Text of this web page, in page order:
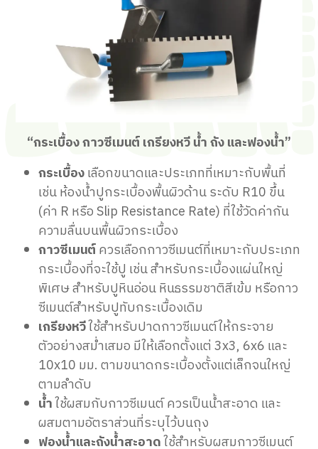
“กระเบื้อง กาวซีเมนต์ เกรียงหวี น้ำ ถัง และฟองน้ำ”
กระเบื้องเลือกขนาดและประเภทที่เหมาะกับพื้นที่
เช่น ห้องน้ำปูกระเบื้องพื้นผิวด้าน ระดับ R10 ขึ้น
(ค่า R หรือ Slip Resistance Rate) ที่ใช้วัดค่ากัน
ความลื่นบนพื้นผิวกระเบื้อง
กาวซีเมนต์ควรเลือกกาวซีเมนต์ที่เหมาะกับประเภท
กระเบื้องที่จะใช้ปู เช่น สำหรับกระเบื้องแผ่นใหญ่
พิเศษ สำหรับปูหินอ่อน หินธรรมชาติสีเข้ม หรือกาว
ซีเมนต์สำหรับปูทับกระเบื้องเดิม
เกรียงหวีใช้สำหรับปาดกาวซีเมนต์ให้กระจาย
ตัวอย่างสม่ำเสมอ มีให้เลือกตั้งแต่ 3x3, 6x6 และ
10x10 มม. ตามขนาดกระเบื้องตั้งแต่เล็กจนใหญ่
ตามลำดับ
น้ำใช้ผสมกับกาวซีเมนต์ ควรเป็นน้ำสะอาด และ
ผสมตามอัตราส่วนที่ระบุไว้บนถุง
ฟองน้ำและถังน้ำสะอาดใช้สำหรับผสมกาวซีเมนต์